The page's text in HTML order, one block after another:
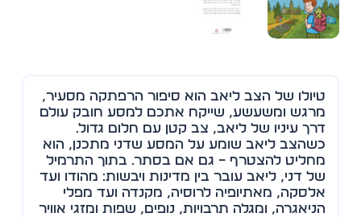
טיולו של הצב ליאב הוא סיפור הרפתקה מסעיר,
מרגש ומשעשע, שייקח אתכם למסע חובק עולם
דרך עיניו של ליאב, צב קטן עם חלום גדול.
כשהצב ליאב שומע על המסע שדני מתכנן, הוא
מחליט להצטרף – גם אם בסתר. בתוך התרמיל
של דני, ליאב עובר בין מדינות ויבשות: מהודו ועד
אלסקה, מאתיופיה לרוסיה, מקנדה ועד מפלי
הניאגרה, ומגלה תרבויות, נופים, שפות ומזגי אוויר